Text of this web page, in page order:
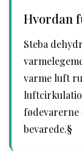
Hvordan
Steba
varme luft
bevarede.§